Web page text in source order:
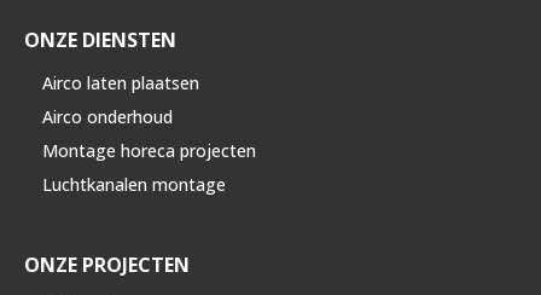
ONZE DIENSTEN
Airco laten plaatsen
Airco onderhoud
Montage horeca projecten
Luchtkanalen montage
ONZE PROJECTEN